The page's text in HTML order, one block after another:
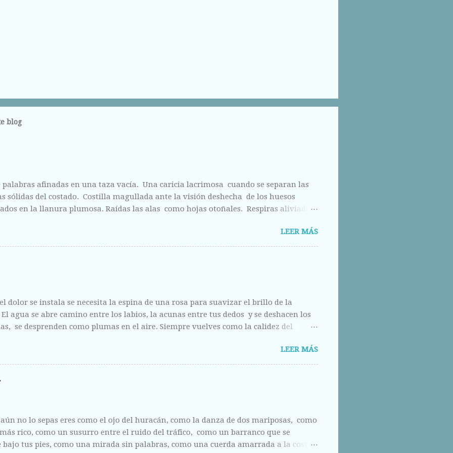
blog
palabras afinadas en una taza vacía. Una caricia lacrimosa cuando se separan las
sólidas del costado. Costilla magullada ante la visión deshecha de los huesos
en la llanura plumosa. Raídas las alas como hojas otoñales. Respiras aliviada
LEER MÁS
dolor se instala se necesita la espina de una rosa para suavizar el brillo de la
agua se abre camino entre los labios, la acunas entre tus dedos y se deshacen los
se desprenden como plumas en el aire. Siempre vuelves como la calidez del
LEER MÁS
no lo sepas eres como el ojo del huracán, como la danza de dos mariposas, como
rico, como un susurro entre el ruido del tráfico, como un barranco que se
bajo tus pies, como una mirada sin palabras, como una cuerda amarrada a la costa,